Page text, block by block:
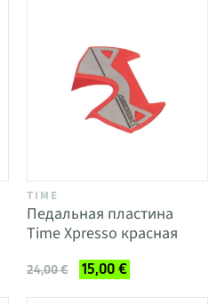
TIME
Педальная пластина
Time Xpresso красная
24,00 € 15,00 €